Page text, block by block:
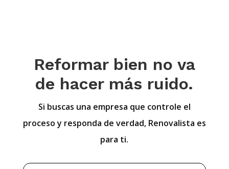
Reformar bien no va
de hacer más ruido.
Si buscas una empresa que controle el
proceso y responda de verdad, Renovalista es
para ti.